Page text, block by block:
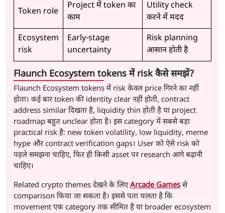
Token role
Project में token का
काम
Utility check
करने में मदद
Ecosystem
risk
Early-stage
uncertainty
Risk planning
आसान होती है
Flaunch Ecosystem tokens में risk कैसे समझें?
Flaunch Ecosystem tokens में risk केवल price गिरने का नहीं
होता। कई बार token की identity clear नहीं होती, contract
address similar दिखता है, liquidity thin होती है या project
roadmap बहुत unclear होता है। इस category में सबसे बड़ा
practical risk है: new token volatility, low liquidity, meme
hype और contract verification gaps। User को ऐसे risk को
पहले समझना चाहिए, फिर ही किसी asset पर research आगे बढ़ानी
चाहिए।
Related crypto themes देखने के लिएArcade Gamesसे
comparison किया जा सकता है। इससे पता चलता है कि
movement एक category तक सीमित है या broader ecosystem